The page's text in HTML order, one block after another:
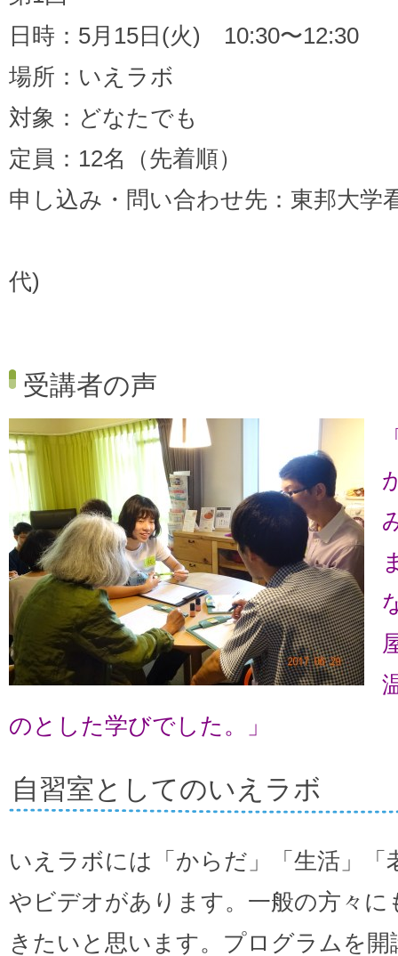
日時：5月15日(火) 10:30〜12:30
場所：いえラボ
対象：どなたでも
定員：12名（先着順）
申し込み・問い合わせ先：東邦大学
代)
受講者の声
のとした学びでした。」
自習室としてのいえラボ
いえラボには「からだ」「生活」「
やビデオがあります。一般の方々
きたいと思います。プログラムを